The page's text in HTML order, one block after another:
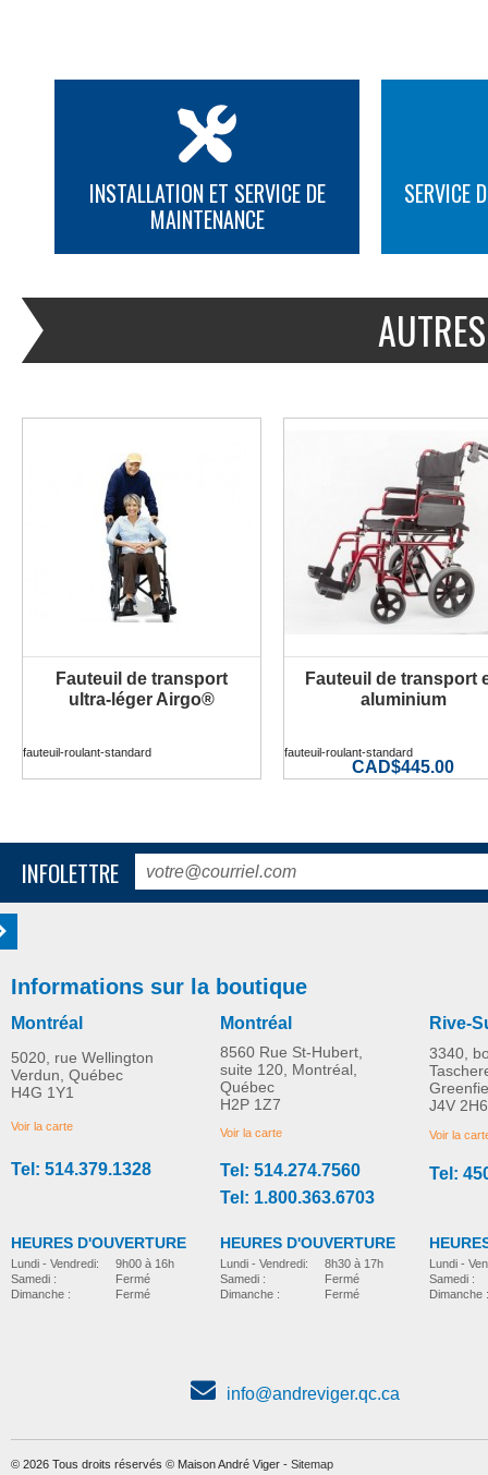
INSTALLATION ET SERVICE DE
MAINTENANCE
SERVICE
Fauteuil de transport
ultra-léger Airgo®
PLUS D'INFORMATION
fauteuil-roulant-standard
Fauteuil de transport
aluminium
PLUS D'INFORMATION
fauteuil-roulant-standard
CAD$445.00
Fauteuil de transport en
PLUS D'INFORMATION
home
Fauteuil roulant
PLUS D'INFORMATION
home
INFOLETTRE
Informations sur la boutique
Montréal
5020, rue Wellington
Verdun, Québec
H4G 1Y1
Voir la carte
Tel: 514.379.1328
HEURES D'OUVERTURE
Lundi - Vendredi:
Samedi :
Dimanche :
9h00 à 16h
Fermé
Fermé
Montréal
8560 Rue St-Hubert,
suite 120, Montréal,
Québec
H2P 1Z7
Voir la carte
Tel: 514.274.7560
Tel: 1.800.363.6703
HEURES D'OUVERTURE
Lundi - Vendredi:
Samedi :
Dimanche :
8h30 à 17h
Fermé
Fermé
Rive-
3340,
J4V 2H6
Voir la
Tel:
Lundi -
Samedi :
Dimanche :
info@andreviger.qc.ca
© 2026 Tous droits réservés © Maison André Viger - Sitemap